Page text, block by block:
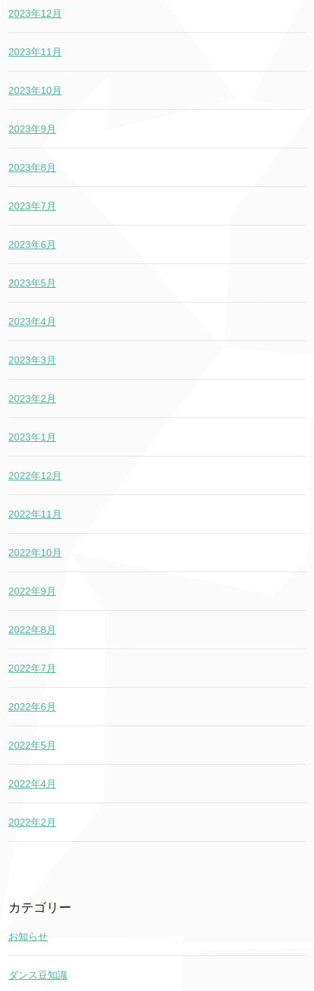
2023年12月
2023年11月
2023年10月
2023年9月
2023年8月
2023年7月
2023年6月
2023年5月
2023年4月
2023年3月
2023年2月
2023年1月
2022年12月
2022年11月
2022年10月
2022年9月
2022年8月
2022年7月
2022年6月
2022年5月
2022年4月
2022年2月
カテゴリー
お知らせ
ダンス豆知識